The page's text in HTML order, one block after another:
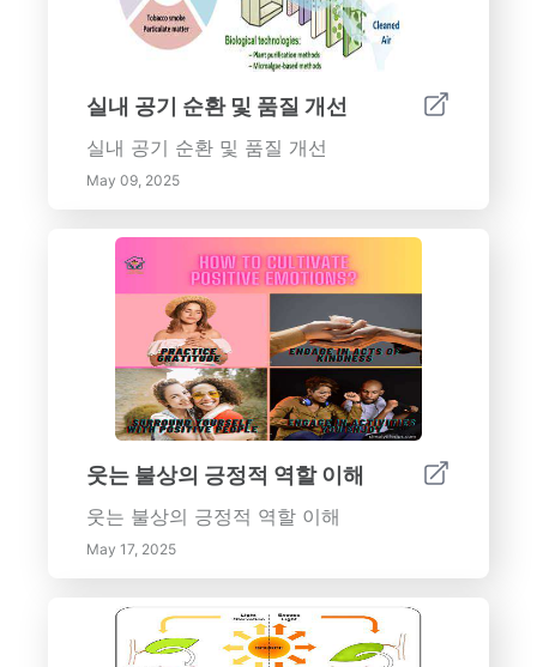
에 반사 표면을 활용하여 디자인과 실용성
을 높입니다. 반사 표면을 통합할 때의 고
려 사항: - 유리, 세련된 금속, 혁신적인 아
크릴 등 다양한 반사 재료의 종류를 탐색합
하기 위한 조명의 중요한 역할을 이해합니
다. - 적절한 청소 기술로 반사 표면의 아름
다움을 유지합니다. 반사 표면은 단순한 스
타일 선택이 아닙니다. 그들은 어떤 공간의
분위기를 크게 향상시킬 수 있는 변혁적인
요소입니다. 디자인 전략, 유지 관리 팁 및
현대 실내에서의 반사 재료의 심리적 효과
를 발견하기 위해 더 읽어보세요.
실내 공기 순환 및 품질 개선
실내 공기 순환 및 품질 개선
May 09, 2025
웃는 불상의 긍정적 역할 이해
웃는 불상의 긍정적 역할 이해
May 17, 2025